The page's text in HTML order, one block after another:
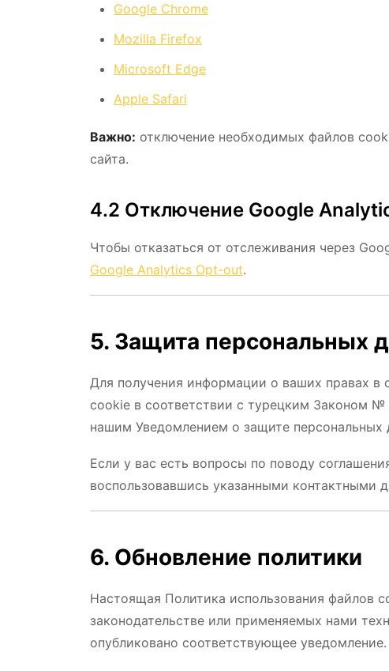
Google Chrome
Mozilla Firefox
Microsoft Edge
Apple Safari
Важно: отключение необходимых файлов
сайта.
4.2 Отключение Google
Чтобы отказаться от отслеживания через
Google Analytics Opt-out.
5. Защита персональных
Для получения информации о ваших правах в
cookie в соответствии с турецким Законом №
нашим Уведомлением о защите персональных
Если у вас есть вопросы по поводу
воспользовавшись указанными контактными
6. Обновление политики
Настоящая Политика использования файлов
законодательстве или применяемых нами
опубликовано соответствующее